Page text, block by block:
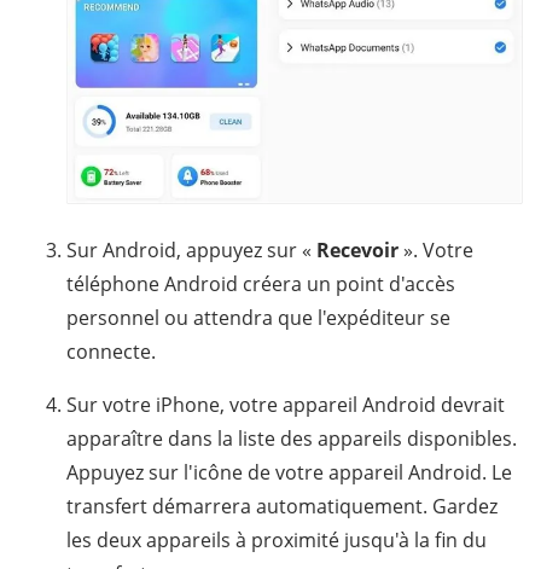
Sur Android, appuyez sur « Recevoir». Votre
téléphone Android créera un point d'accès
personnel ou attendra que l'expéditeur se
connecte.
Sur votre iPhone, votre appareil Android devrait
apparaître dans la liste des appareils disponibles.
Appuyez sur l'icône de votre appareil Android. Le
transfert démarrera automatiquement. Gardez
les deux appareils à proximité jusqu'à la fin du